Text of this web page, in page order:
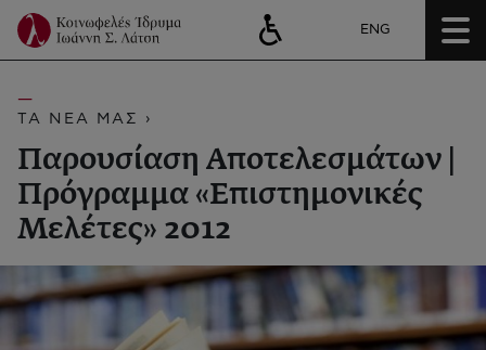
ENG
ΤΑ ΝΕΑ ΜΑΣ ›
Παρουσίαση Αποτελεσμάτων |
Πρόγραμμα «Επιστημονικές
Μελέτες» 2012